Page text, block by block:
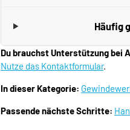
Häufig
Du brauchst Unterstützung bei
Nutze das Kontaktformular.
In dieser Kategorie:
Passende nächste Schritte: